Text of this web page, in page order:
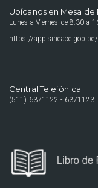
Ubícanos en Mesa de
Lunes a Viernes de 8:30 a
https://
Central Telefónica:
(511) 6371122 - 6371123